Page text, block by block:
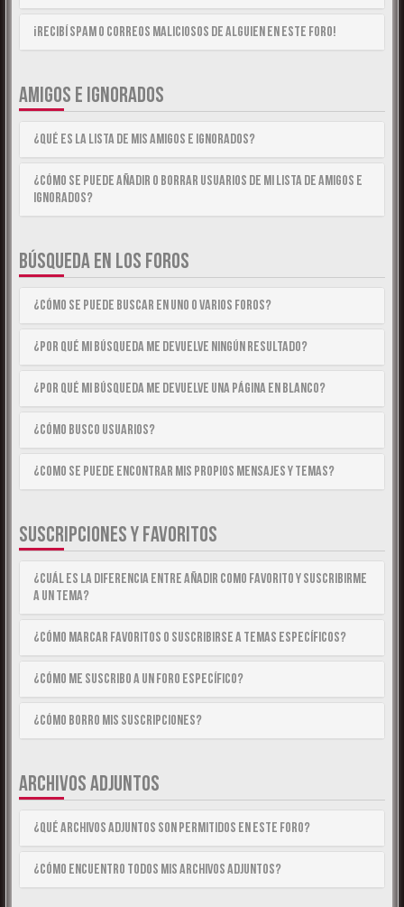
¡Recibí spam o correos maliciosos de alguien en este foro!
AMIGOS E IGNORADOS
¿Qué es la lista de Mis Amigos e Ignorados?
¿Cómo se puede añadir o borrar usuarios de mi lista de Amigos e
Ignorados?
BÚSQUEDA EN LOS FOROS
¿Cómo se puede buscar en uno o varios foros?
¿Por qué mi búsqueda me devuelve ningún resultado?
¿Por qué mi búsqueda me devuelve una página en blanco?
¿Cómo busco usuarios?
¿Como se puede encontrar mis propios mensajes y temas?
SUSCRIPCIONES Y FAVORITOS
¿Cuál es la diferencia entre añadir como Favorito y suscribirme
a un tema?
¿Cómo marcar Favoritos o suscribirse a temas específicos?
¿Cómo me suscribo a un foro específico?
¿Cómo borro mis suscripciones?
ARCHIVOS ADJUNTOS
¿Qué archivos adjuntos son permitidos en este foro?
¿Cómo encuentro todos mis archivos adjuntos?